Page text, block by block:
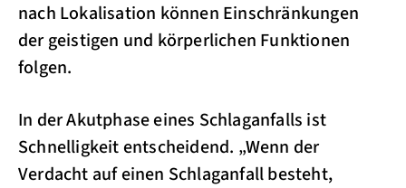
nach Lokalisation können Einschränkungen
der geistigen und körperlichen Funktionen
folgen.
In der Akutphase eines Schlaganfalls ist
Schnelligkeit entscheidend. „Wenn der
Verdacht auf einen Schlaganfall besteht,